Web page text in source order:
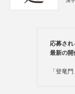
応募さ
最新の開
「登竜